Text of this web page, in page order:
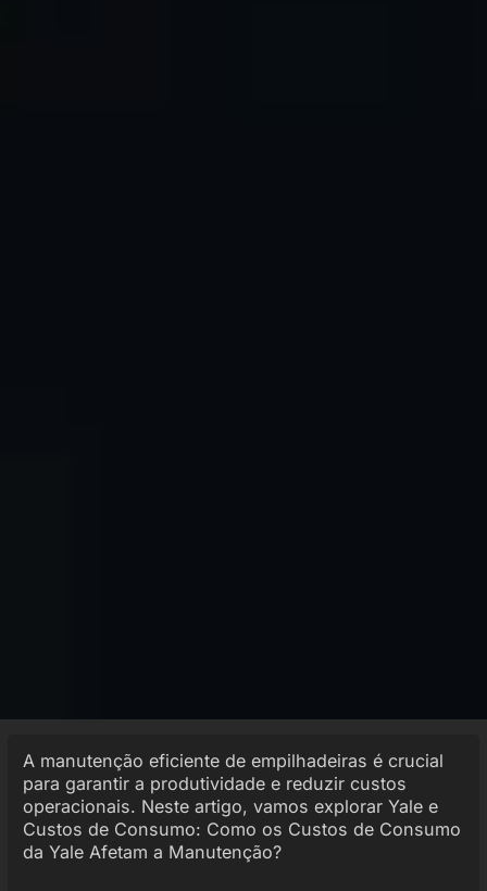
A manutenção eficiente de empilhadeiras é crucial
para garantir a produtividade e reduzir custos
operacionais. Neste artigo, vamos explorar Yale e
Custos de Consumo: Como os Custos de Consumo
da Yale Afetam a Manutenção?